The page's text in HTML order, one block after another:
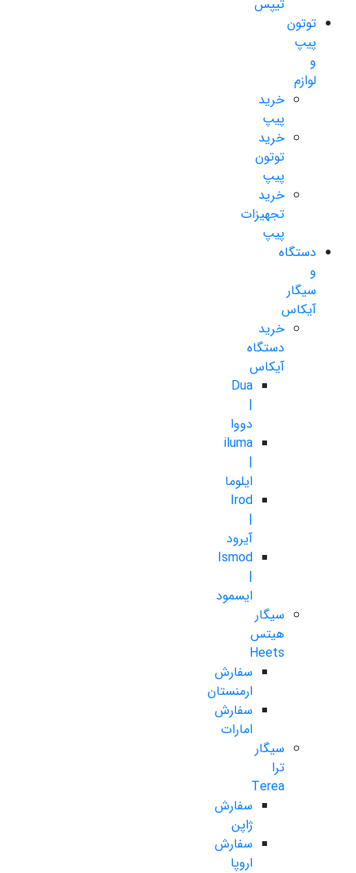
تیپس
توتون
پیپ
و
لوازم
خرید
پیپ
خرید
توتون
پیپ
خرید
تجهیزات
پیپ
دستگاه
و
سیگار
آیکاس
خرید
دستگاه
آیکاس
Dua
|
دووا
iluma
|
ایلوما
Irod
|
آیرود
Ismod
|
ایسمود
سیگار
هیتس
Heets
سفارش
ارمنستان
سفارش
امارات
سیگار
ترا
Terea
سفارش
ژاپن
سفارش
اروپا